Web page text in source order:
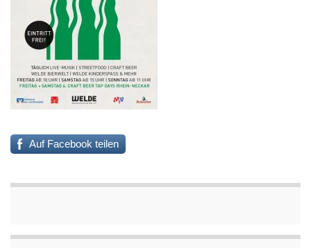
Auf Facebook teilen